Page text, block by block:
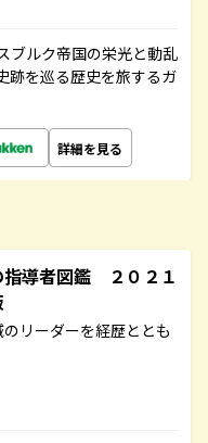
ブルク帝国の栄光と動乱
跡を巡る歴史を旅するガ
詳細を見る
導者図鑑 ２０２１
リーダーを経歴ととも